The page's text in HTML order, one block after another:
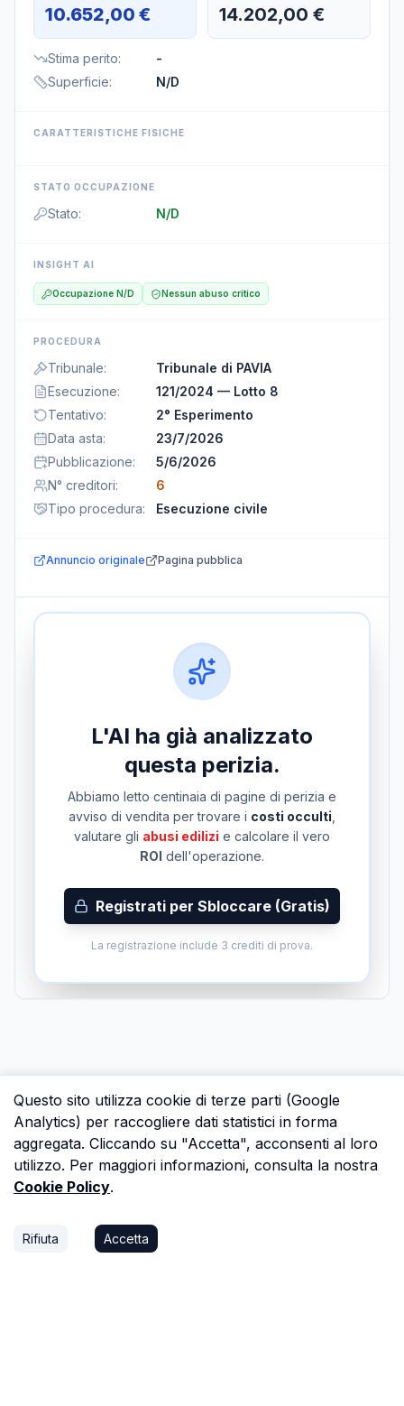
10.652,00 € 14.202,00 €
Stima perito:
-
Superficie: N/D
CARATTERISTICHE FISICHE
STATO OCCUPAZIONE
Stato: N/D
INSIGHT AI
Occupazione N/D Nessun abuso critico
PROCEDURA
Tribunale:
Tribunale di PAVIA
Esecuzione:
121/2024 — Lotto 8
Tentativo:
2° Esperimento
Data asta:
23/7/2026
Pubblicazione:
5/6/2026
N° creditori:
6
Tipo procedura: Esecuzione civile
Annuncio originale Pagina pubblica
L'AI ha già analizzato
questa perizia.
Abbiamo letto centinaia di pagine di perizia e
avviso di vendita per trovare i costi occulti
valutare gli abusi edilizi e calcolare il vero
ROI dell'operazione.
Registrati per Sbloccare (Gratis)
La registrazione include 3 crediti di prova.
Questo sito utilizza cookie di terze parti (Google
Analytics) per raccogliere dati statistici in forma
aggregata. Cliccando su "Accetta", acconsenti al loro
utilizzo. Per maggiori informazioni, consulta la nostra
Cookie Policy.
Rifiuta Accetta